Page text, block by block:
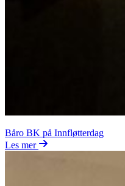
Båro BK på Innfløtterdag
Les mer